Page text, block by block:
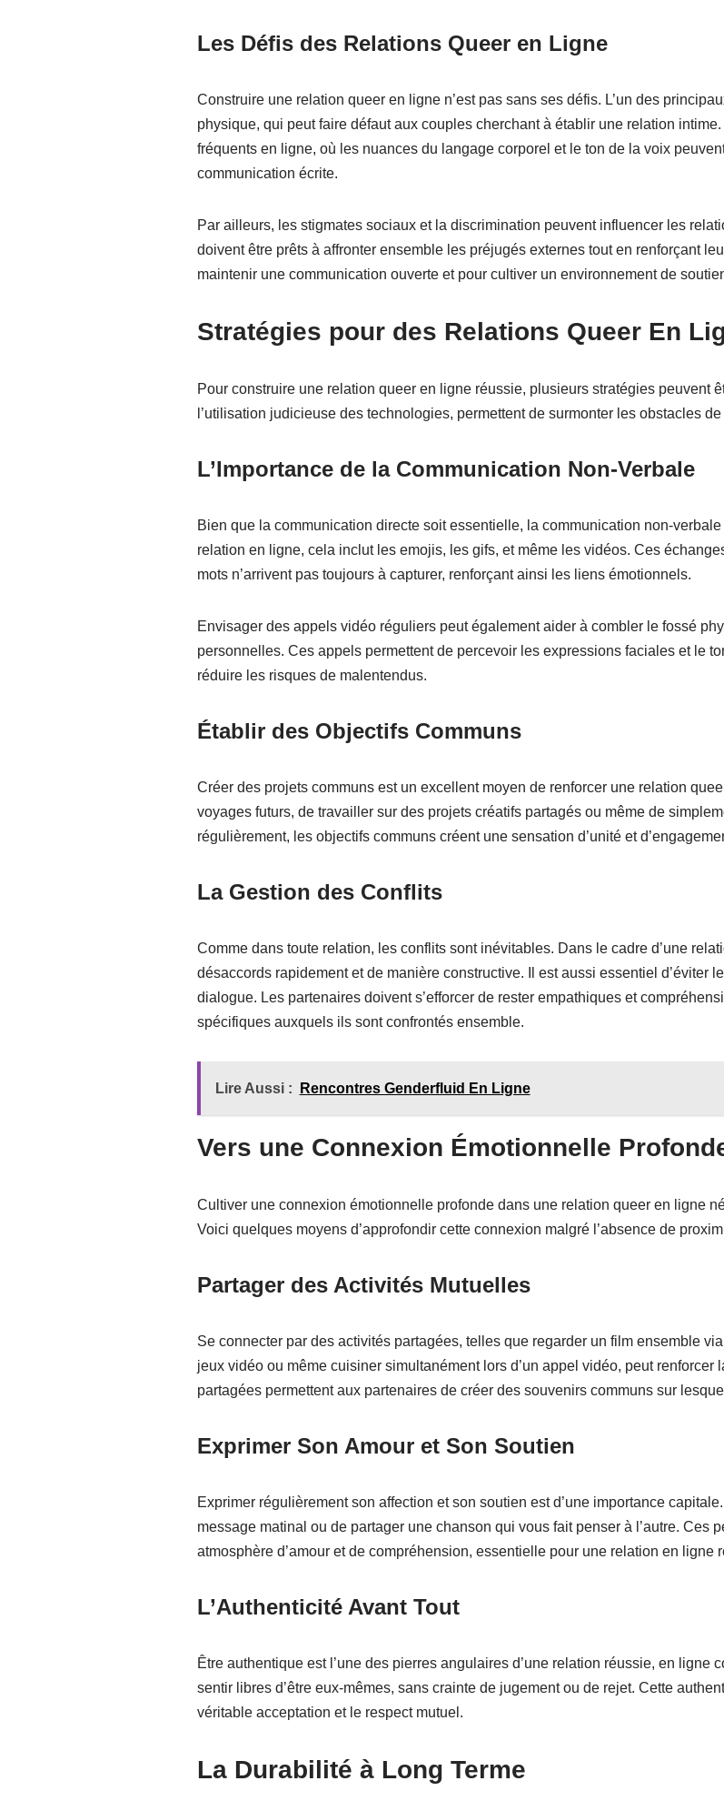
Les Défis des Relations Queer en Ligne
Construire une relation queer en ligne n’est pas sans ses défis. L’un des
physique, qui peut faire défaut aux couples cherchant à établir une relation
fréquents en ligne, où les nuances du langage corporel et le ton de la voix
communication écrite.
Par ailleurs, les stigmates sociaux et la discrimination peuvent influencer les
doivent être prêts à affronter ensemble les préjugés externes tout en renforçant
maintenir une communication ouverte et pour cultiver un environnement de
Stratégies pour des Relations Queer En
Pour construire une relation queer en ligne réussie, plusieurs stratégies peuvent
l’utilisation judicieuse des technologies, permettent de surmonter les obstacles
L’Importance de la Communication Non-Verbale
Bien que la communication directe soit essentielle, la communication non-
relation en ligne, cela inclut les emojis, les gifs, et même les vidéos. Ces
mots n’arrivent pas toujours à capturer, renforçant ainsi les liens émotionnels.
Envisager des appels vidéo réguliers peut également aider à combler le fossé
personnelles. Ces appels permettent de percevoir les expressions faciales et le
réduire les risques de malentendus.
Établir des Objectifs Communs
Créer des projets communs est un excellent moyen de renforcer une relation
voyages futurs, de travailler sur des projets créatifs partagés ou même de
régulièrement, les objectifs communs créent une sensation d’unité et
La Gestion des Conflits
Comme dans toute relation, les conflits sont inévitables. Dans le cadre d’une
désaccords rapidement et de manière constructive. Il est aussi essentiel d’éviter
dialogue. Les partenaires doivent s’efforcer de rester empathiques et
spécifiques auxquels ils sont confrontés ensemble.
Lire Aussi : Rencontres Genderfluid En Ligne
Vers une Connexion Émotionnelle
Cultiver une connexion émotionnelle profonde dans une relation queer en ligne
Voici quelques moyens d’approfondir cette connexion malgré l’absence de
Partager des Activités Mutuelles
Se connecter par des activités partagées, telles que regarder un film ensemble
jeux vidéo ou même cuisiner simultanément lors d’un appel vidéo, peut
partagées permettent aux partenaires de créer des souvenirs communs sur
Exprimer Son Amour et Son Soutien
Exprimer régulièrement son affection et son soutien est d’une importance
message matinal ou de partager une chanson qui vous fait penser à l’autre. Ces
atmosphère d’amour et de compréhension, essentielle pour une relation en ligne
L’Authenticité Avant Tout
Être authentique est l’une des pierres angulaires d’une relation réussie, en ligne
sentir libres d’être eux-mêmes, sans crainte de jugement ou de rejet. Cette
véritable acceptation et le respect mutuel.
La Durabilité à Long Terme